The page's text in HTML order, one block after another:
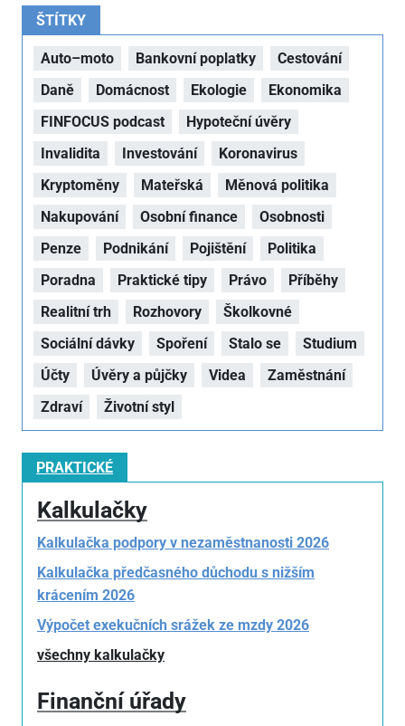
ŠTÍTKY
Auto–moto Bankovní poplatky
Cestování
Daně
Domácnost Ekologie
Ekonomika
FINFOCUS podcast
Hypoteční úvěry
Invalidita
Investování
Koronavirus
Kryptoměny
Mateřská
Měnová politika
Nakupování
Osobní finance
Osobnosti
Penze
Podnikání Pojištění
Politika
Poradna
Praktické tipy Právo
Příběhy
Realitní trh
Rozhovory
Školkovné
Sociální dávky
Spoření Stalo se
Studium
Účty
Úvěry a půjčky Videa
Zaměstnání
Zdraví
Životní styl
PRAKTICKÉ
Kalkulačky
Kalkulačka podpory v nezaměstnanosti 2026
Kalkulačka předčasného důchodu s nižším
krácením 2026
Výpočet exekučních srážek ze mzdy 2026
všechny kalkulačky
Finanční úřady